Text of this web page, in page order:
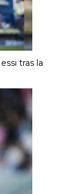
tras la